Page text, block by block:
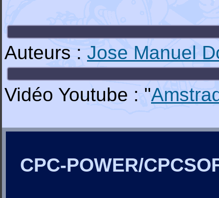
Auteurs : Jose Manuel
Vidéo Youtube : "
CPC-POWER/